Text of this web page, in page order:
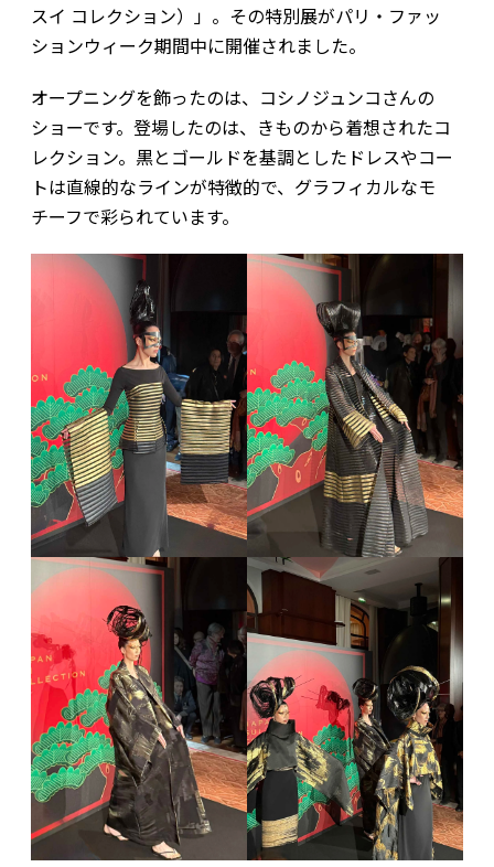
スイ コレクション）」。その特別展がパリ・ファッ
ションウィーク期間中に開催されました。
オープニングを飾ったのは、コシノジュンコさんの
ショーです。登場したのは、きものから着想されたコ
レクション。黒とゴールドを基調としたドレスやコー
トは直線的なラインが特徴的で、グラフィカルなモ
チーフで彩られています。